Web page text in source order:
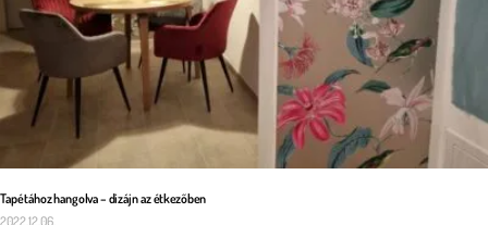
Tapétához hangolva – dizájn az étkezőben
2022.12.06.